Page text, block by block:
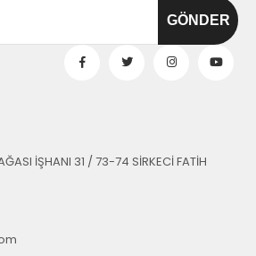
İŞHANI 31 / 73-74 SİRKECİ FATİH